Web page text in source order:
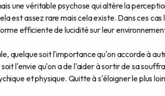
une véritable psychose qui altère la
est assez rare mais cela existe. Dans ces
efficiente de lucidité sur leur
quelque soit l'importance qu'on accorde à
l'envie qu'on a de l'aider à sortir de sa
et physique. Quitte à s'éloigner le plus